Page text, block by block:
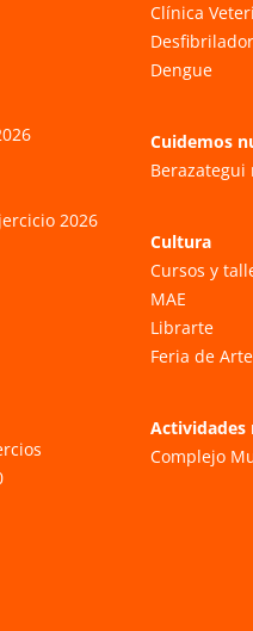
2026
Clínica
Dengue
Cuidemos
Berazategui
Cultura
Cursos y
MAE
Librarte
Feria de
Actividades
Complejo